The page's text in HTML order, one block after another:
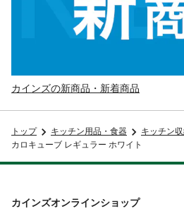
カインズの新商品・新着商品
トップ キッチン用品・食器 キッチン
カロキューブ レギュラー ホワイト
カインズオンラインショップ